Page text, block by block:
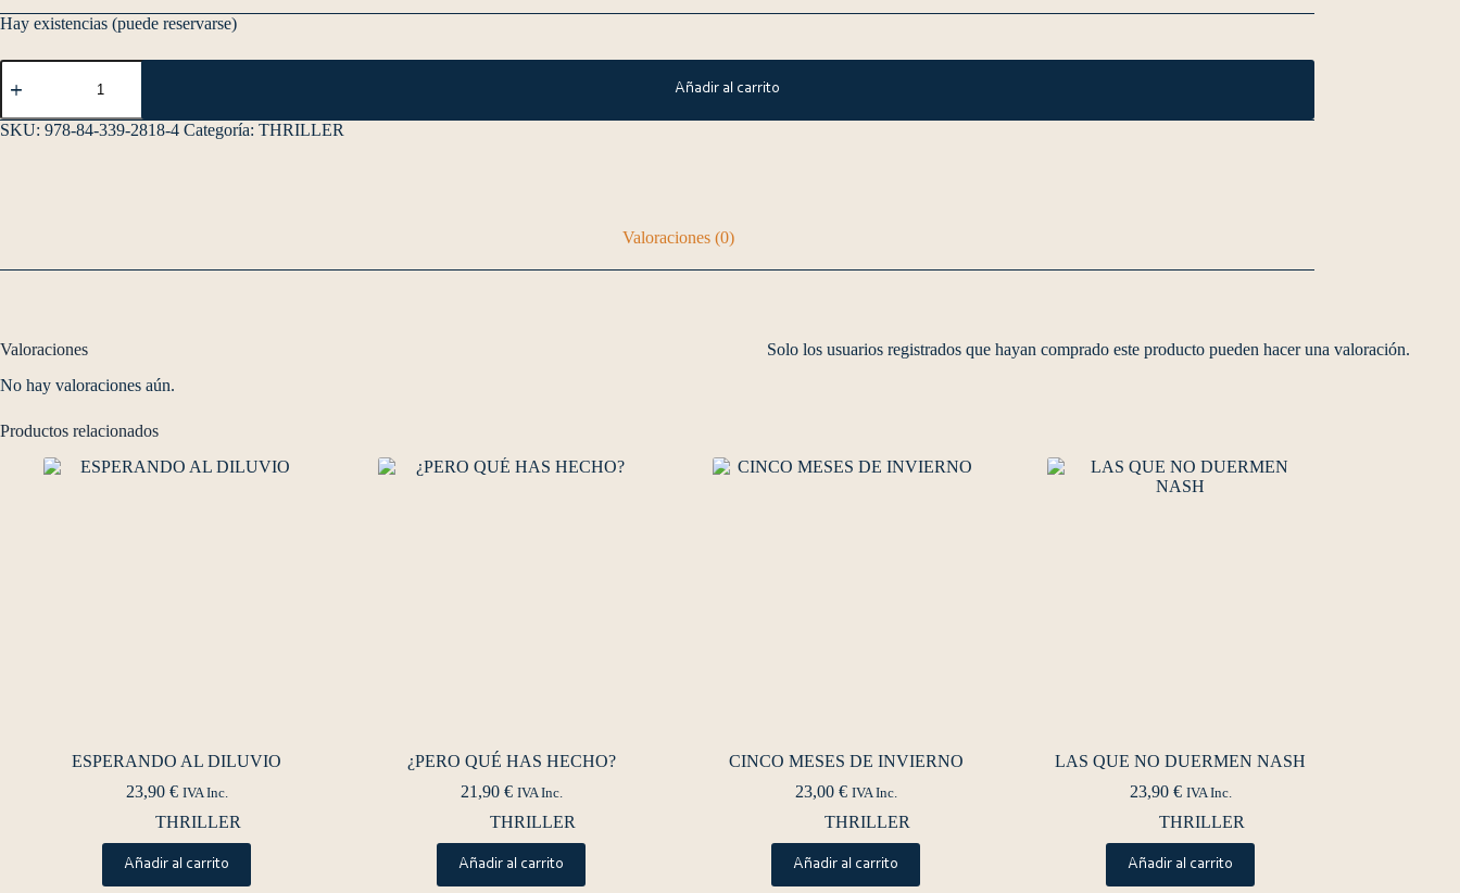
Hay existencias (puede reservarse)
Añadir al carrito
SKU: 978-84-339-2818-4 Categoría: THRILLER
Valoraciones (0)
Valoraciones
No hay valoraciones aún.
Solo los usuarios registrados que hayan comprado este producto pueden hacer una valoración.
Productos relacionados
ESPERANDO AL DILUVIO
23,90 € IVA Inc.
THRILLER
Añadir al carrito
¿PERO QUÉ HAS HECHO?
21,90 € IVA Inc.
THRILLER
Añadir al carrito
CINCO MESES DE INVIERNO
23,00 € IVA Inc.
THRILLER
Añadir al carrito
LAS QUE NO DUERMEN NASH
23,90 € IVA Inc.
THRILLER
Añadir al carrito